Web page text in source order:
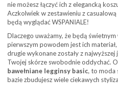
nie możesz łączyć ich z elegancką
Aczkolwiek w zestawieniu z
będą wyglądać WSPANIALE!
Dlaczego uważamy, że będą
pierwszym powodem jest ich
drugie wykonane zostały z
Twojej skórze swobodnie oddychać.
bawełniane legginsy basic, to moda
bazie zbudujesz wiele ciekawych